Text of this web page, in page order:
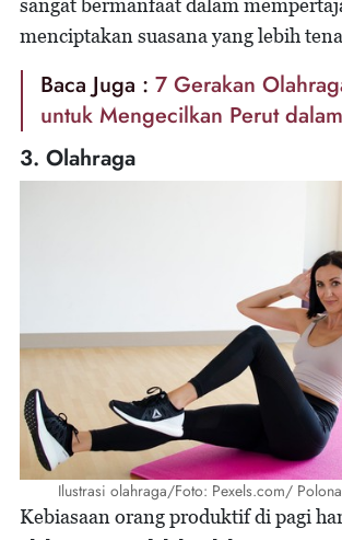
sangat bermanfaat dalam
menciptakan suasana yang lebih
Baca Juga : 7 Gerakan
untuk Mengecilkan Perut
3. Olahraga
Ilustrasi olahraga/Foto: Pexels.com/
Kebiasaan orang produktif di pagi